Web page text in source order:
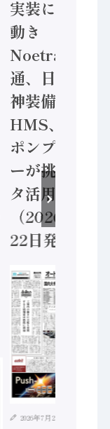
実装に活発な
動き
Noetra、富士
通、日立 / 兵
神装備 ×
HMS、老舗
ポンプメーカ
ーが挑むデー
タ活用 など
（2026年7月
22日発行）
2026年7月21日